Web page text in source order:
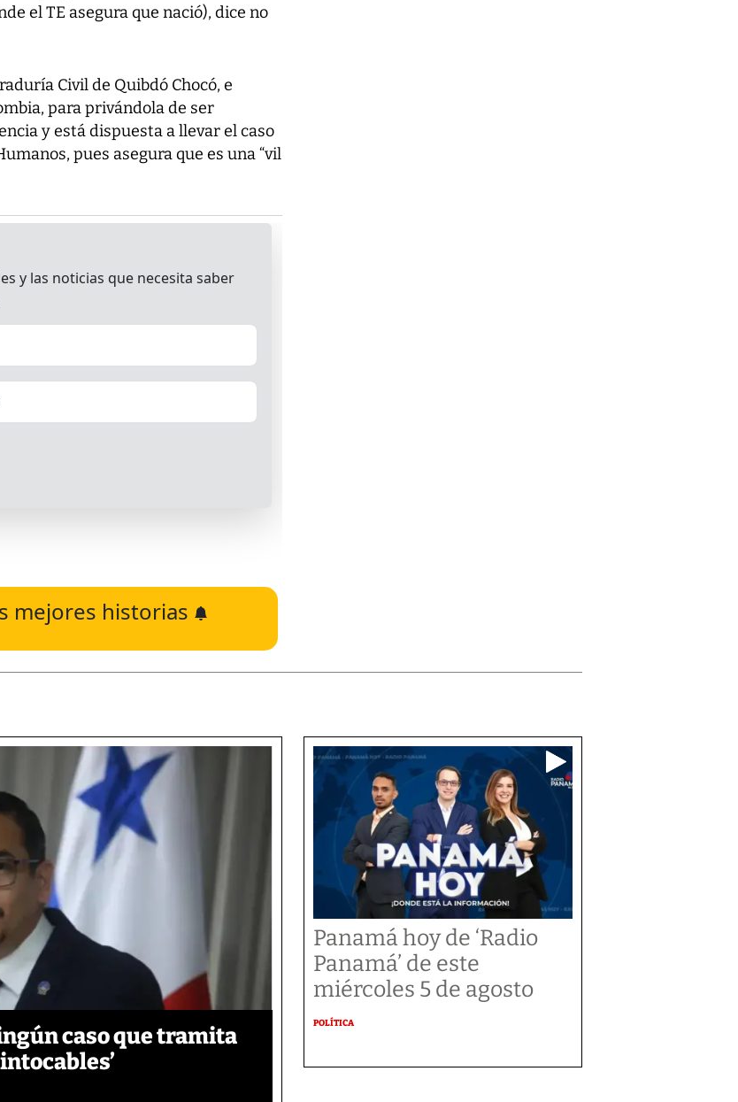
el TE asegura que nació), dice no
Civil de Quibdó Chocó, e
para privándola de ser
y está dispuesta a llevar el caso
pues asegura que es una “vil
mejores historias
caso que tramita
Panamá hoy de ‘Radio
Panamá’ de este
miércoles 5 de agosto
POLÍTICA